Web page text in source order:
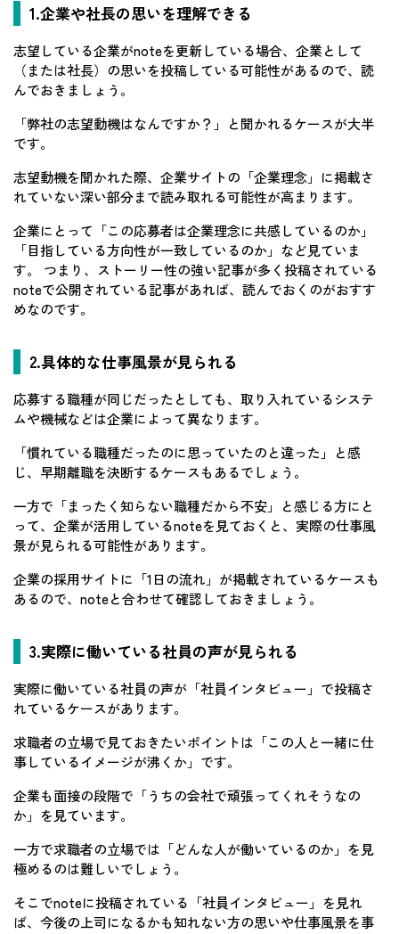
1.企業や社長の思いを理解できる
志望している企業がnoteを更新している場合、企業として
（または社長）の思いを投稿している可能性があるので、読
んでおきましょう。
「弊社の志望動機はなんですか？」と聞かれるケースが大半
です。
志望動機を聞かれた際、企業サイトの「企業理念」に掲載さ
れていない深い部分まで読み取れる可能性が高まります。
企業にとって「この応募者は企業理念に共感しているのか」
「目指している方向性が一致しているのか」など見ていま
す。 つまり、ストーリー性の強い記事が多く投稿されている
noteで公開されている記事があれば、読んでおくのがおすす
めなのです。
2.具体的な仕事風景が見られる
応募する職種が同じだったとしても、取り入れているシステ
ムや機械などは企業によって異なります。
「慣れている職種だったのに思っていたのと違った」と感
じ、早期離職を決断するケースもあるでしょう。
一方で「まったく知らない職種だから不安」と感じる方にと
って、企業が活用しているnoteを見ておくと、実際の仕事風
景が見られる可能性があります。
企業の採用サイトに「1日の流れ」が掲載されているケースも
あるので、noteと合わせて確認しておきましょう。
3.実際に働いている社員の声が見られる
実際に働いている社員の声が「社員インタビュー」で投稿さ
れているケースがあります。
求職者の立場で見ておきたいポイントは「この人と一緒に仕
事しているイメージが沸くか」です。
企業も面接の段階で「うちの会社で頑張ってくれそうなの
か」を見ています。
一方で求職者の立場では「どんな人が働いているのか」を見
極めるのは難しいでしょう。
そこでnoteに投稿されている「社員インタビュー」を見れ
ば、今後の上司になるかも知れない方の思いや仕事風景を事